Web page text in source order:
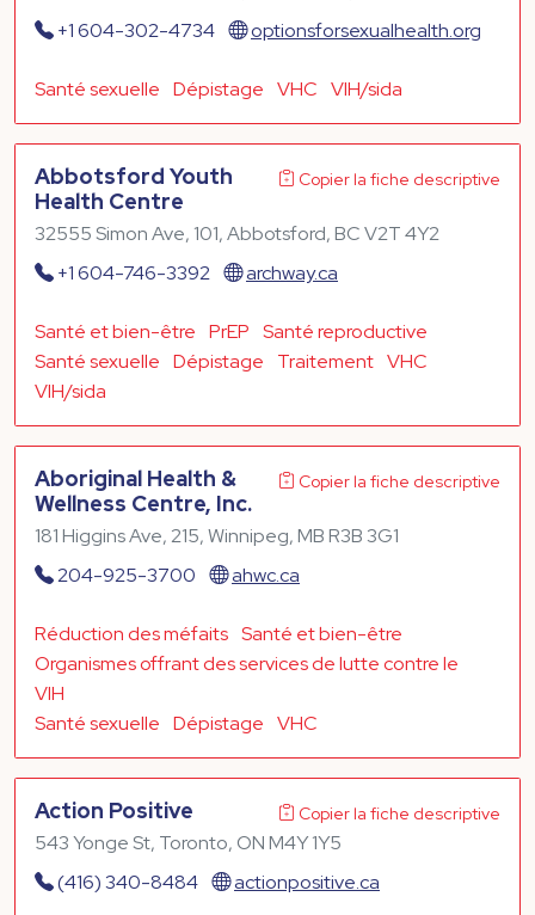
+1 604-302-4734
optionsforsexualhealth.org
Santé sexuelle Dépistage VHC VIH/sida
Abbotsford Youth
Health Centre
Copier la fiche descriptive
32555 Simon Ave, 101, Abbotsford, BC V2T 4Y2
+1 604-746-3392
archway.ca
Santé et bien-être PrEP Santé reproductive
Santé sexuelle Dépistage Traitement VHC
VIH/sida
Aboriginal Health &
Wellness Centre, Inc.
Copier la fiche descriptive
181 Higgins Ave, 215, Winnipeg, MB R3B 3G1
204-925-3700
ahwc.ca
Réduction des méfaits Santé et bien-être
Organismes offrant des services de lutte contre le
VIH
Santé sexuelle Dépistage VHC
Action Positive Copier la fiche descriptive
543 Yonge St, Toronto, ON M4Y 1Y5
(416) 340-8484
actionpositive.ca